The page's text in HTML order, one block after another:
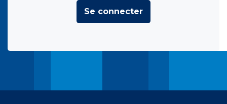
Se connecter